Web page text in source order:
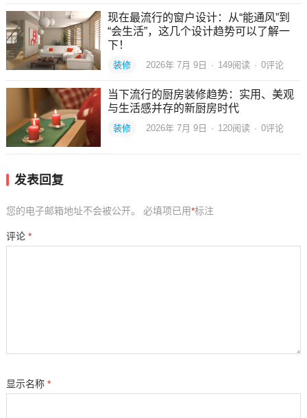
现在最流行的窗户设计：从“能通风”到
“会生活”，这几个设计趋势可以了解一
下！
装修 2026年 7月 9日 · 149阅读 · 0评论
当下流行的厨房装修趋势：实用、美观
与生活感并存的新厨房时代
装修 2026年 7月 9日 · 120阅读 · 0评论
发表回复
您的电子邮箱地址不会被公开。 必填项已用*标注
评论 *
显示名称 *